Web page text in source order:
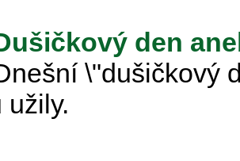
den
\"dušičkový
užily.